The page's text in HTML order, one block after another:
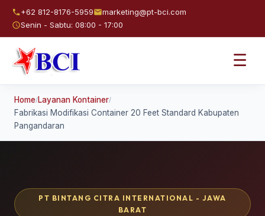
+62 812-8176-5959
marketing@pt-bci.com
Senin - Sabtu: 08:00 - 17:00
☰
Home/Layanan Kontainer/
Fabrikasi Modifikasi Container 20 Feet Standard Kabupaten
Pangandaran
PT BINTANG CITRA INTERNATIONAL - JAWA
BARAT